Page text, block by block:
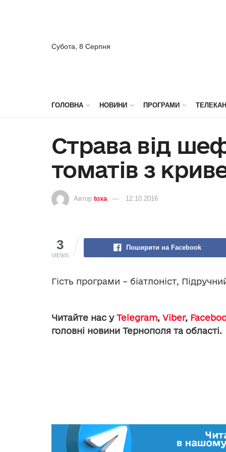
Субота, 8 Серпня
ГОЛОВНА НОВИНИ ПРОГРАМИ
Страва від
томатів з
Автор toxa 12.10.2016
3
VIEWS
Поширити на Facebook
Гість програми – біатлоніст,
Читайте нас у Telegram, Viber,
головні новини Тернополя та області.